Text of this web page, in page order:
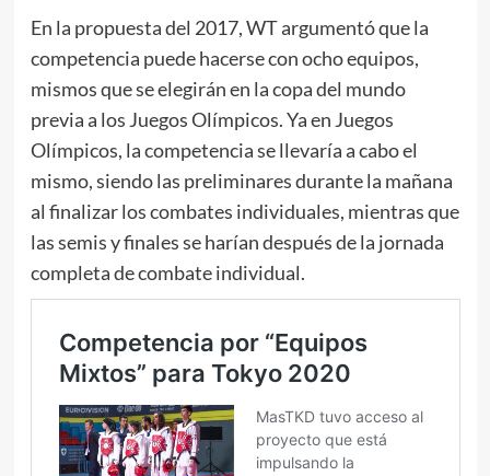
En la propuesta del 2017, WT argumentó que la
competencia puede hacerse con ocho equipos,
mismos que se elegirán en la copa del mundo
previa a los Juegos Olímpicos. Ya en Juegos
Olímpicos, la competencia se llevaría a cabo el
mismo, siendo las preliminares durante la mañana
al finalizar los combates individuales, mientras que
las semis y finales se harían después de la jornada
completa de combate individual.